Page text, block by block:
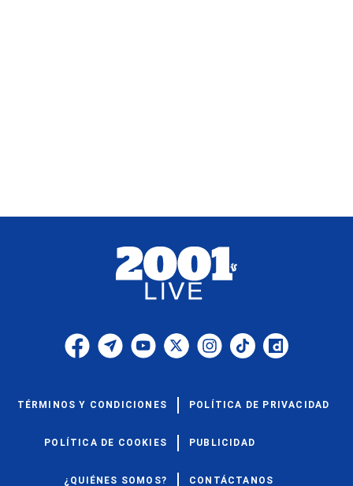
TÉRMINOS Y CONDICIONES POLÍTICA DE PRIVACIDAD
POLÍTICA DE COOKIES PUBLICIDAD
¿QUIÉNES SOMOS? CONTÁCTANOS